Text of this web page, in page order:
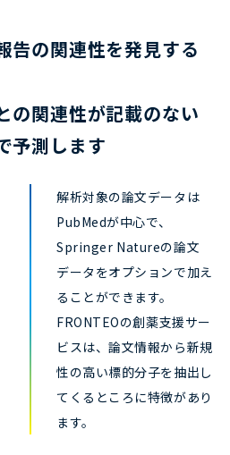
告の関連性を発見する
の関連性が記載のない
予測します
解析対象の論文データは
PubMedが中心で、
Springer Natureの論文
データをオプションで加え
ることができます。
FRONTEOの創薬支援サー
ビスは、論文情報から新規
性の高い標的分子を抽出し
てくるところに特徴があり
ます。